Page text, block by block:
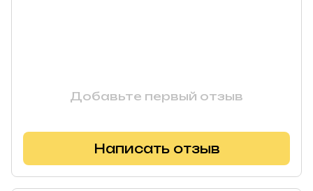
Добавьте первый отзыв
Написать отзыв